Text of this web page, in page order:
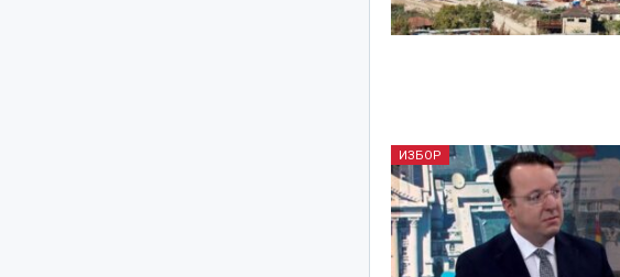
ИЗБОР